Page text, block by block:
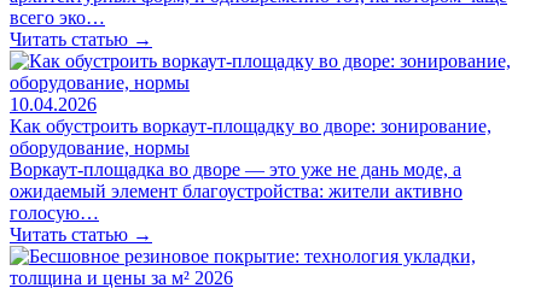
всего эко…
Читать статью →
10.04.2026
Как обустроить воркаут-площадку во дворе: зонирование,
оборудование, нормы
Воркаут-площадка во дворе — это уже не дань моде, а
ожидаемый элемент благоустройства: жители активно
голосую…
Читать статью →